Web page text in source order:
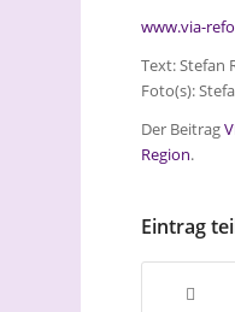
www.via-
Text: Stefan
Foto(s):
Der Beitrag
Region.
Eintrag